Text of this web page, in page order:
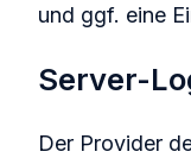
und ggf. eine
Server-
Der Provider